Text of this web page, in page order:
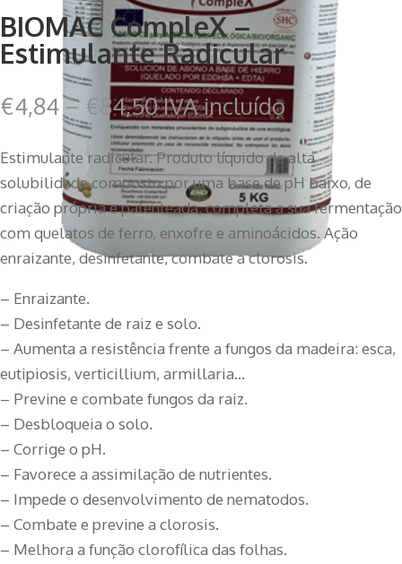
BIOMAC CompleX –
Estimulante Radicular
€4,84– € 84,50IVA incluído
Estimulante radicular. Produto líquido de alta
solubilidade composto por uma base de pH baixo, de
criação própria e patenteada, completa a sua fermentação
com quelatos de ferro, enxofre e aminoácidos. Ação
enraizante, desinfetante, combate a clorosis.
– Enraizante.
– Desinfetante de raiz e solo.
– Aumenta a resistência frente a fungos da madeira: esca,
eutipiosis, verticillium, armillaria…
– Previne e combate fungos da raiz.
– Desbloqueia o solo.
– Corrige o pH.
– Favorece a assimilação de nutrientes.
– Impede o desenvolvimento de nematodos.
– Combate e previne a clorosis.
– Melhora a função clorofílica das folhas.